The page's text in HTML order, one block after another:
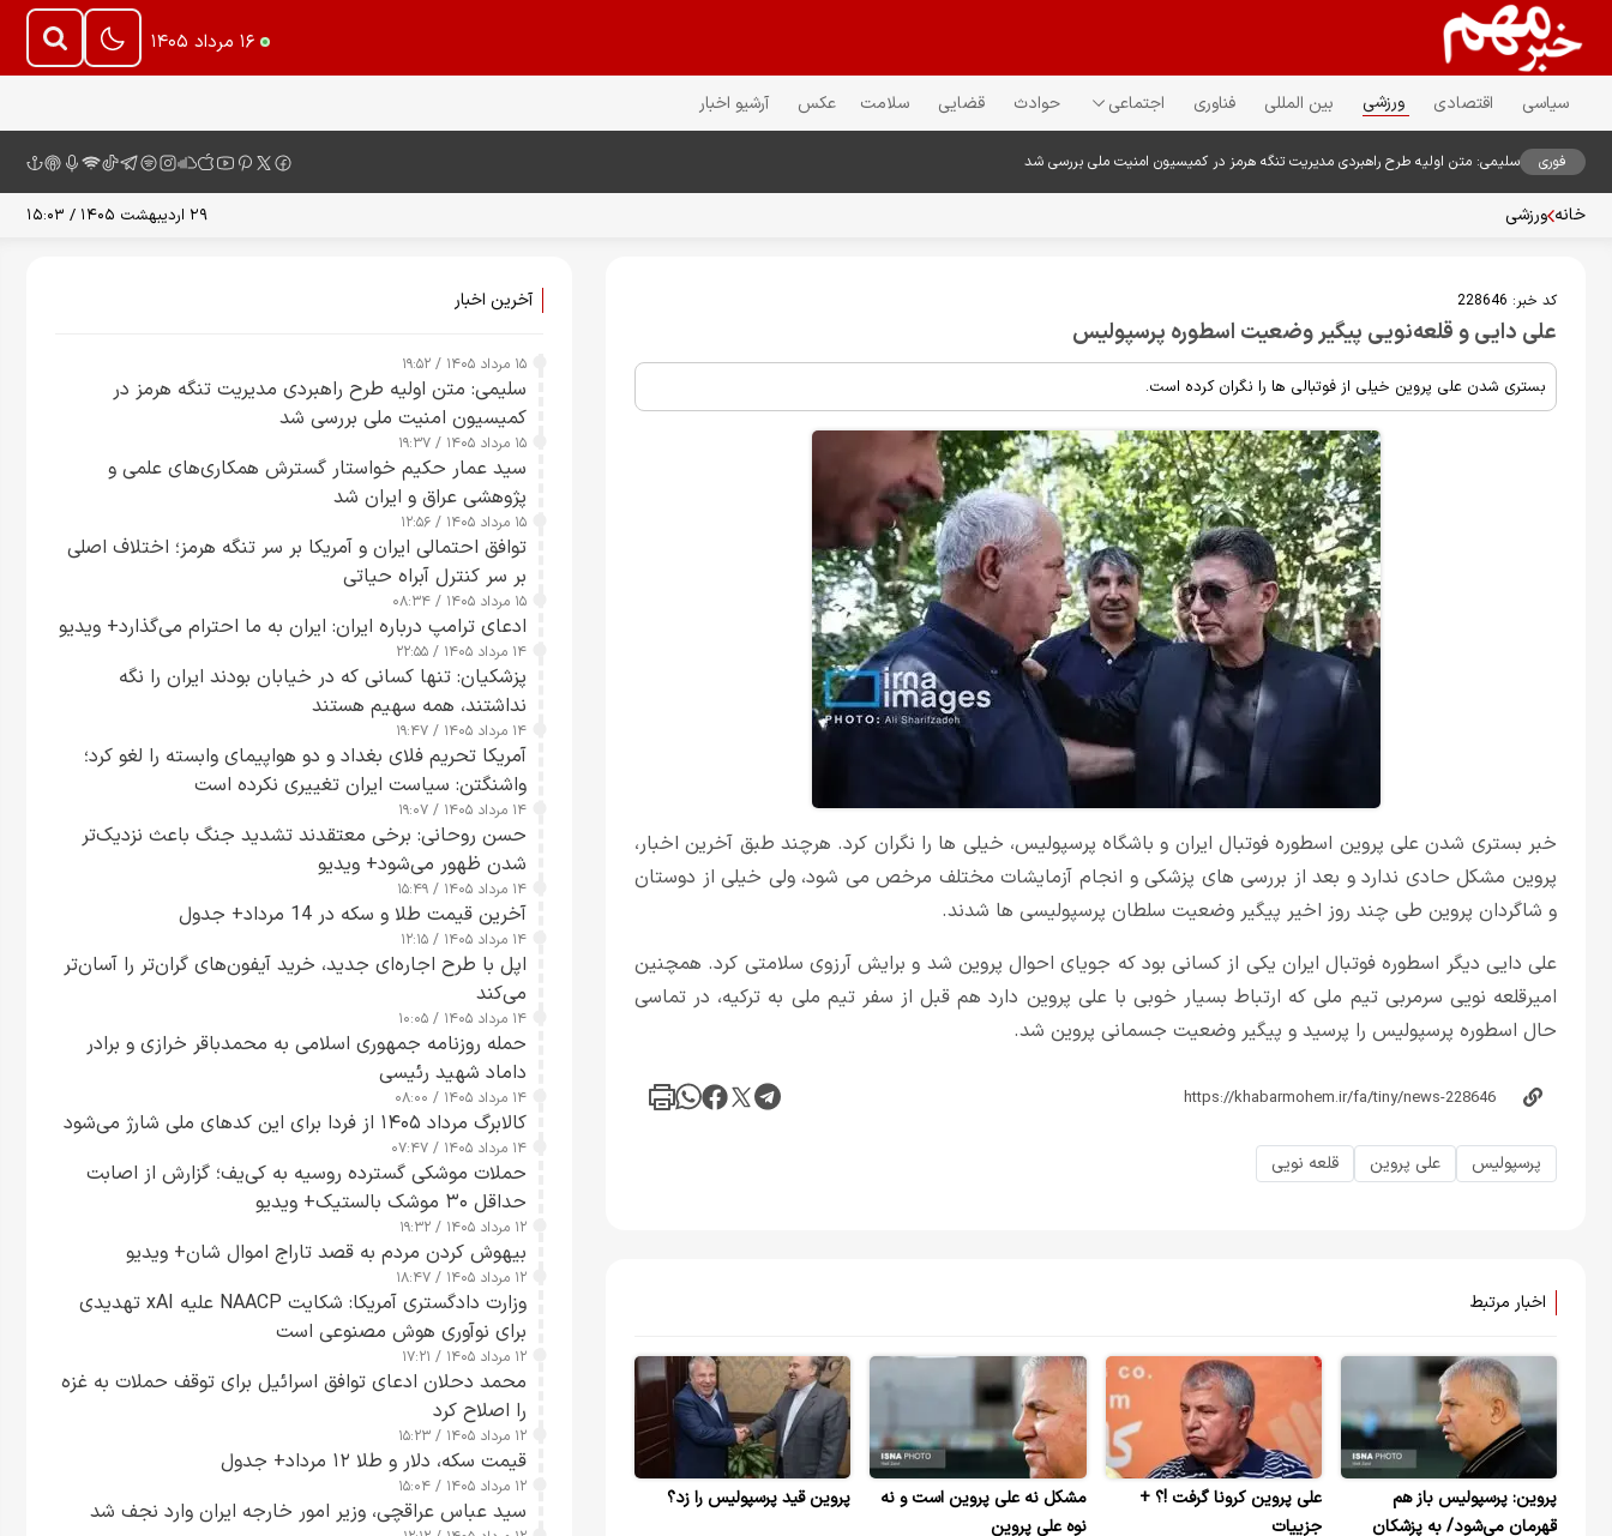
۱۶ مرداد ۱۴۰۵
سیاسی اقتصادی ورزشی بین المللی فناوری اجتماعی حوادث قضایی سلامت عکس آرشیو اخبار
فوری سلیمی: متن اولیه طرح راهبردی مدیریت تنگه هرمز در کمیسیون امنیت ملی بررسی شد
خانه ورزشی ۲۹ اردیبهشت ۱۴۰۵ / ۱۵:۰۳
کد خبر: 228646
علی دایی و قلعه‌نویی پیگیر وضعیت اسطوره پرسپولیس
بستری شدن علی پروین خیلی از فوتبالی ها را نگران کرده است.
خبر بستری شدن علی پروین اسطوره فوتبال ایران و باشگاه پرسپولیس، خیلی ها را نگران کرد. هرچند طبق آخرین اخبار،
پروین مشکل حادی ندارد و بعد از بررسی های پزشکی و انجام آزمایشات مختلف مرخص می شود، ولی خیلی از دوستان
و شاگردان پروین طی چند روز اخیر پیگیر وضعیت سلطان پرسپولیسی ها شدند.
علی دایی دیگر اسطوره فوتبال ایران یکی از کسانی بود که جویای احوال پروین شد و برایش آرزوی سلامتی کرد. همچنین
امیرقلعه نویی سرمربی تیم ملی که ارتباط بسیار خوبی با علی پروین دارد هم قبل از سفر تیم ملی به ترکیه، در تماسی
حال اسطوره پرسپولیس را پرسید و پیگیر وضعیت جسمانی پروین شد.
پرسپولیس علی پروین قلعه نویی
اخبار مرتبط
پروین: پرسپولیس باز هم
قهرمان می‌شود/ به پزشکان
علی پروین کرونا گرفت !؟ +
جزییات
مشکل نه علی پروین است و نه
نوه علی پروین
پروین قید پرسپولیس را زد؟
آخرین اخبار
۱۵ مرداد ۱۴۰۵ / ۱۹:۵۲
سلیمی: متن اولیه طرح راهبردی مدیریت تنگه هرمز در
کمیسیون امنیت ملی بررسی شد
۱۵ مرداد ۱۴۰۵ / ۱۹:۳۷
سید عمار حکیم خواستار گسترش همکاری‌های علمی و
پژوهشی عراق و ایران شد
۱۵ مرداد ۱۴۰۵ / ۱۲:۵۶
توافق احتمالی ایران و آمریکا بر سر تنگه هرمز؛ اختلاف اصلی
بر سر کنترل آبراه حیاتی
۱۵ مرداد ۱۴۰۵ / ۰۸:۳۴
ادعای ترامپ درباره ایران: ایران به ما احترام می‌گذارد+ ویدیو
۱۴ مرداد ۱۴۰۵ / ۲۲:۵۵
پزشکیان: تنها کسانی که در خیابان بودند ایران را نگه
نداشتند، همه سهیم هستند
۱۴ مرداد ۱۴۰۵ / ۱۹:۴۷
آمریکا تحریم فلای بغداد و دو هواپیمای وابسته را لغو کرد؛
واشنگتن: سیاست ایران تغییری نکرده است
۱۴ مرداد ۱۴۰۵ / ۱۹:۰۷
حسن روحانی: برخی معتقدند تشدید جنگ باعث نزدیک‌تر
شدن ظهور می‌شود+ ویدیو
۱۴ مرداد ۱۴۰۵ / ۱۵:۴۹
آخرین قیمت طلا و سکه در 14 مرداد+ جدول
۱۴ مرداد ۱۴۰۵ / ۱۲:۱۵
اپل با طرح اجاره‌ای جدید، خرید آیفون‌های گران‌تر را آسان‌تر
می‌کند
۱۴ مرداد ۱۴۰۵ / ۱۰:۰۵
حمله روزنامه جمهوری اسلامی به محمدباقر خرازی و برادر
داماد شهید رئیسی
۱۴ مرداد ۱۴۰۵ / ۰۸:۰۰
کالابرگ مرداد ۱۴۰۵ از فردا برای این کدهای ملی شارژ می‌شود
۱۴ مرداد ۱۴۰۵ / ۰۷:۴۷
حملات موشکی گسترده روسیه به کی‌یف؛ گزارش از اصابت
حداقل ۳۰ موشک بالستیک+ ویدیو
۱۲ مرداد ۱۴۰۵ / ۱۹:۳۲
بیهوش کردن مردم به قصد تاراج اموال شان+ ویدیو
۱۲ مرداد ۱۴۰۵ / ۱۸:۴۷
وزارت دادگستری آمریکا: شکایت NAACP علیه xAI تهدیدی
برای نوآوری هوش مصنوعی است
۱۲ مرداد ۱۴۰۵ / ۱۷:۲۱
محمد دحلان ادعای توافق اسرائیل برای توقف حملات به غزه
را اصلاح کرد
۱۲ مرداد ۱۴۰۵ / ۱۵:۲۳
قیمت سکه، دلار و طلا ۱۲ مرداد+ جدول
۱۲ مرداد ۱۴۰۵ / ۱۵:۰۴
سید عباس عراقچی، وزیر امور خارجه ایران وارد نجف شد